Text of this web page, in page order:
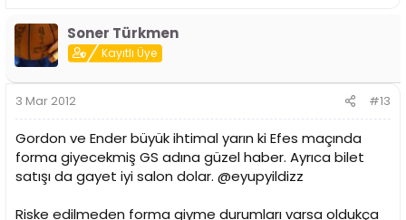
Soner Türkmen
Kayıtlı Üye
3 Mar 2012 #13
Gordon ve Ender büyük ihtimal yarın ki Efes maçında
forma giyecekmiş GS adına güzel haber. Ayrıca bilet
satışı da gayet iyi salon dolar. @eyupyildizz
Riske edilmeden forma giyme durumları varsa oldukça